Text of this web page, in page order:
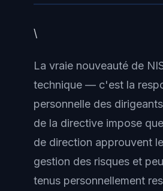
\
La vraie nouveauté de
technique — c'est la
personnelle des
de la directive impose
de direction approuvent
gestion des risques et
tenus personnellement